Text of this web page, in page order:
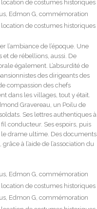
l’ambiance de l’époque. Une
de rébellions, aussi. De
également. L’absurdité de
des dirigeants des
compassion des chefs
dans les villages, tout y était.
Gravereau, un Poilu de
Ses lettres authentiques à
conducteur. Ses espoirs, puis
drame ultime. Des documents
à l’aide de l’association du